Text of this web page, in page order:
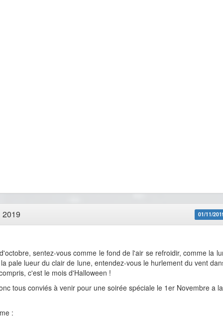
01/11/
sentez-vous comme le fond de l'air se refroidir, comme la
pale lueur du clair de lune, entendez-vous le hurlement du vent
c'est le mois d'Halloween !
tous conviés à venir pour une soirée spéciale le 1er Novembre a
: